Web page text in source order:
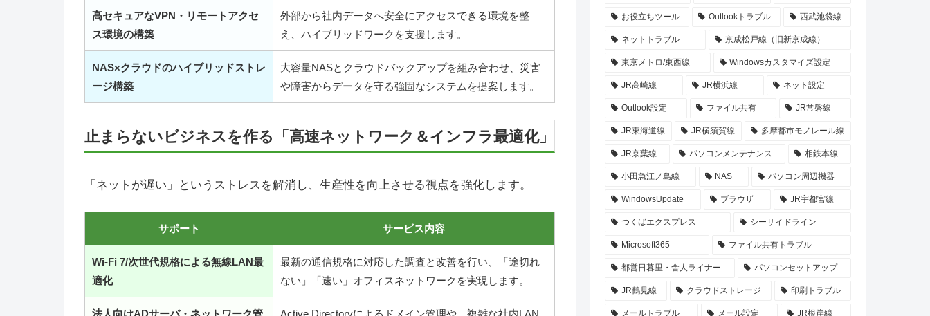
高セキュアなVPN・リモートアクセ
ス環境の構築
外部から社内データへ安全にアクセスできる環境を整
え、ハイブリッドワークを支援します。
NAS×クラウドのハイブリッドストレ
ージ構築
大容量NASとクラウドバックアップを組み合わせ、災害
や障害からデータを守る強固なシステムを提案します。
止まらないビジネスを作る「高速ネットワーク＆インフラ最適化」
「ネットが遅い」というストレスを解消し、生産性を向上させる視点を強化します。
サポート サービス内容
Wi-Fi 7/次世代規格による無線LAN最
適化
最新の通信規格に対応した調査と改善を行い、「途切れ
ない」「速い」オフィスネットワークを実現します。
お役立ちツール Outlookトラブル 西武池袋線
ネットトラブル 京成松戸線（旧新京成線）
東京メトロ/東西線 Windowsカスタマイズ設定
JR高崎線 JR横浜線 ネット設定
Outlook設定 ファイル共有 JR常磐線
JR東海道線 JR横須賀線 多摩都市モノレール線
JR京葉線 パソコンメンテナンス 相鉄本線
小田急江ノ島線 NAS パソコン周辺機器
WindowsUpdate ブラウザ JR宇都宮線
つくばエクスプレス シーサイドライン
Microsoft365 ファイル共有トラブル
都営日暮里・舎人ライナー パソコンセットアップ
JR鶴見線 クラウドストレージ 印刷トラブル
メールトラブル メール設定 JR根岸線